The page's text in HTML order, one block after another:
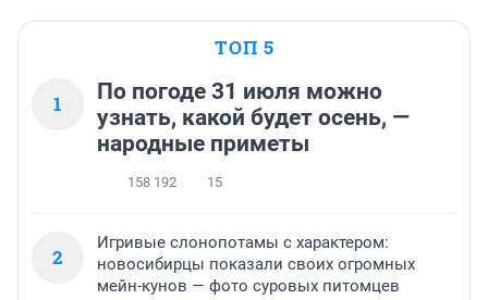
ТОП 5
1
По погоде 31 июля можно
узнать, какой будет осень, —
народные приметы
158 192 15
2
Игривые слонопотамы с характером:
новосибирцы показали своих огромных
мейн-кунов — фото суровых питомцев